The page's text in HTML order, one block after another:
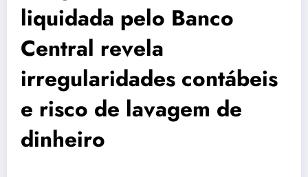
liquidada pelo Banco
Central revela
irregularidades contábeis
e risco de lavagem de
dinheiro